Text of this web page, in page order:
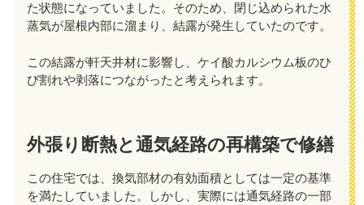
た状態になっていました。そのため、閉じ込められた水
蒸気が屋根内部に溜まり、結露が発生していたのです。
この結露が軒天井材に影響し、ケイ酸カルシウム板のひ
び割れや剥落につながったと考えられます。
外張り断熱と通気経路の再構築で修繕
この住宅では、換気部材の有効面積としては一定の基準
を満たしていました。しかし、実際には通気経路の一部